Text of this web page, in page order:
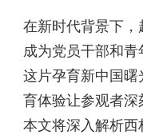
在新时代背景下
成为党员干部和青
这片孕育新中国
育体验让参观者深
本文将深入解析